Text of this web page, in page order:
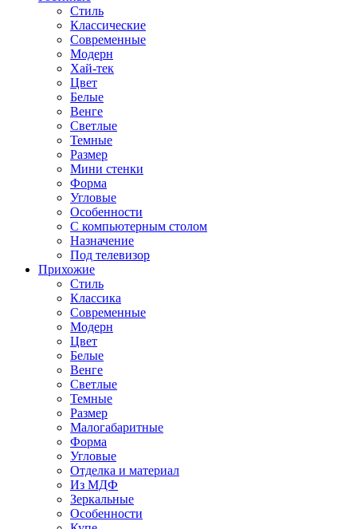
Стиль
Классические
Современные
Модерн
Хай-тек
Цвет
Белые
Венге
Светлые
Темные
Размер
Мини стенки
Форма
Угловые
Особенности
С компьютерным столом
Назначение
Под телевизор
Прихожие
Стиль
Классика
Современные
Модерн
Цвет
Белые
Венге
Светлые
Темные
Размер
Малогабаритные
Форма
Угловые
Отделка и материал
Из МДФ
Зеркальные
Особенности